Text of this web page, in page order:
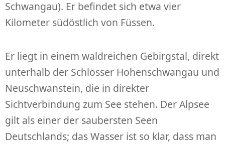
Schwangau). Er befindet sich etwa vier
Kilometer südöstlich von Füssen.
Er liegt in einem waldreichen Gebirgstal, direkt
unterhalb der Schlösser Hohenschwangau und
Neuschwanstein, die in direkter
Sichtverbindung zum See stehen. Der Alpsee
gilt als einer der saubersten Seen
Deutschlands; das Wasser ist so klar, dass man